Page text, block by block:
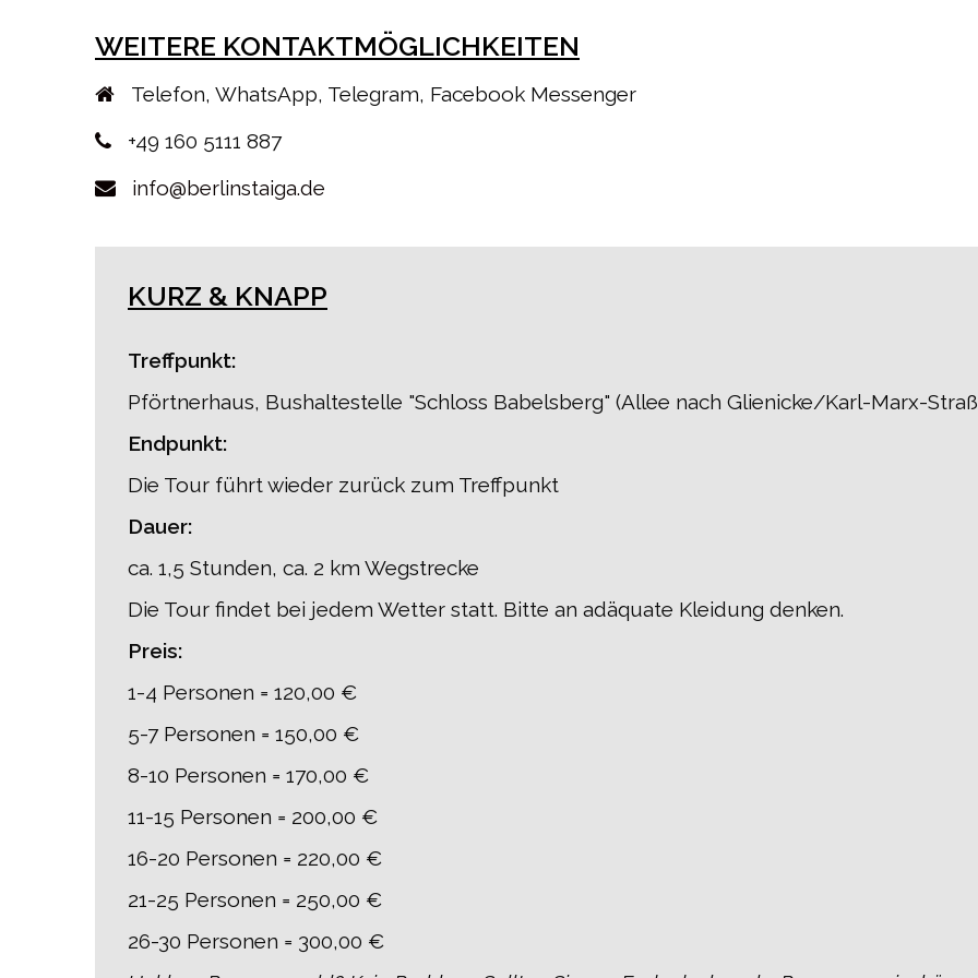
WEITERE KONTAKTMÖGLICHKEITEN
Telefon, WhatsApp, Telegram, Facebook Messenger
+49 160 5111 887
info@berlinstaiga.de
KURZ & KNAPP
Treffpunkt:
Pförtnerhaus, Bushaltestelle "Schloss Babelsberg" (Allee nach Glienicke/Karl-Marx-
Endpunkt:
Die Tour führt wieder zurück zum Treffpunkt
Dauer:
ca. 1,5 Stunden, ca. 2 km Wegstrecke
Die Tour findet bei jedem Wetter statt. Bitte an adäquate Kleidung denken.
Preis:
1-4 Personen = 120,00 €
5-7 Personen = 150,00 €
8-10 Personen = 170,00 €
11-15 Personen = 200,00 €
16-20 Personen = 220,00 €
21-25 Personen = 250,00 €
26-30 Personen = 300,00 €